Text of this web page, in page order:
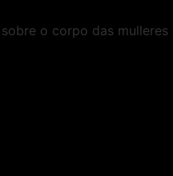
o corpo das mulleres